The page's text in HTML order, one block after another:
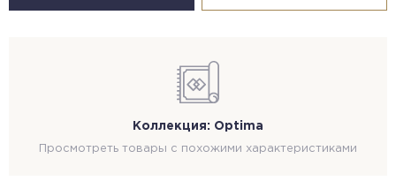
Коллекция: Optima
Просмотреть товары с похожими характеристиками